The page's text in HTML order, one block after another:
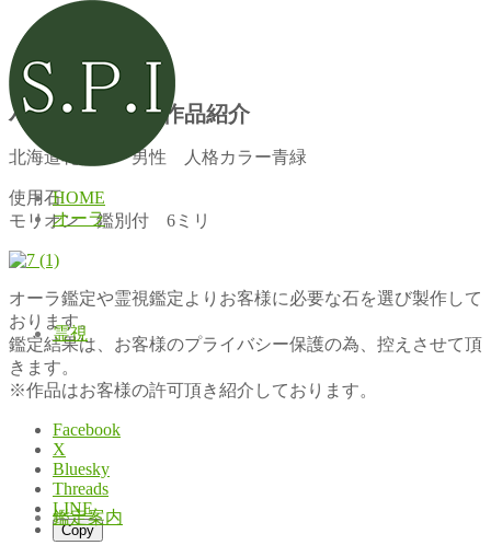
HOME
オーラ
霊視
鑑定案内
パワーストーン作品紹介
北海道札幌市 男性 人格カラー青緑
使用石
モリオン 鑑別付 6ミリ
オーラ鑑定や霊視鑑定よりお客様に必要な石を選び製作して
おります。
鑑定結果は、お客様のプライバシー保護の為、控えさせて頂
きます。
※作品はお客様の許可頂き紹介しております。
Facebook
X
Bluesky
Threads
LINE
Copy